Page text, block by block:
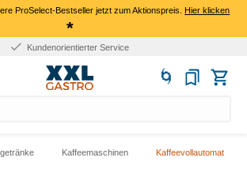
ProSelect-Bestseller jetzt zum Aktionspreis.Hier klicken
*
Kundenorientierter Service
Kaffeemaschinen Kaffeevollautomat